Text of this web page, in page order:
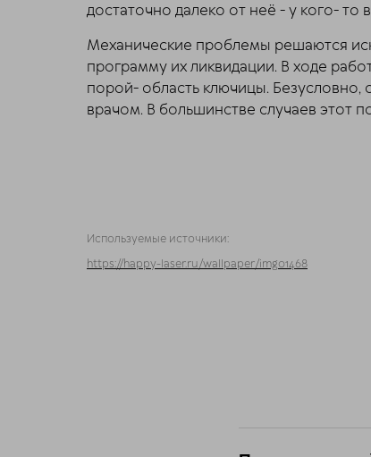
достаточно далеко от неё - у кого-
Механические проблемы решаются
программу их ликвидации. В ходе
порой- область ключицы.
врачом. В большинстве случаев этот
Используемые источники:
https://happy-laser.ru/wallpaper/img01468